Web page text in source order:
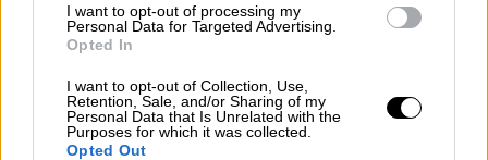
I want to opt-out of processing my
Personal Data for Targeted Advertising.
Opted In
I want to opt-out of Collection, Use,
Retention, Sale, and/or Sharing of my
Personal Data that Is Unrelated with the
Purposes for which it was collected.
Opted Out
Βίντεο-ντοκουμέντο από την
Καλλιθέα: Ο 42χρονος έκανε live στα
social media τη στιγμή της
εκτέλεσής του